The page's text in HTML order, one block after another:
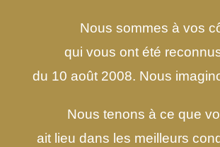
Nous sommes à vos
qui vous ont été
du 10 août 2008. Nous
Nous tenons à ce que
ait lieu dans les meilleurs